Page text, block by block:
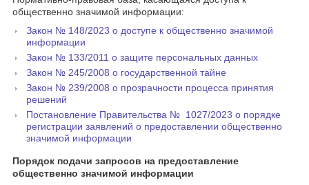
общественно значимой информации:
Закон № 148/2023 о доступе к общественно значимой
информации
Закон № 133/2011 о защите персональных данных
Закон № 245/2008 о государственной тайне
Закон № 239/2008 о прозрачности процесса принятия
решений
Постановление Правительства № 1027/2023 о порядке
регистрации заявлений о предоставлении общественно
значимой информации
Порядок подачи запросов на предоставление
общественно значимой информации